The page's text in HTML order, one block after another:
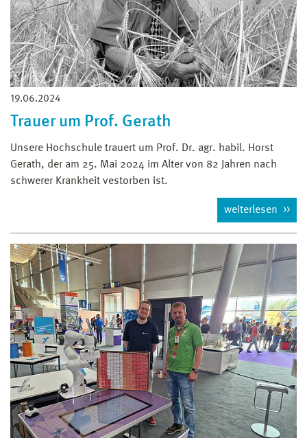
19.06.2024
Trauer um Prof. Gerath
Unsere Hochschule trauert um Prof. Dr. agr. habil. Horst
Gerath, der am 25. Mai 2024 im Alter von 82 Jahren nach
schwerer Krankheit vestorben ist.
weiterlesen